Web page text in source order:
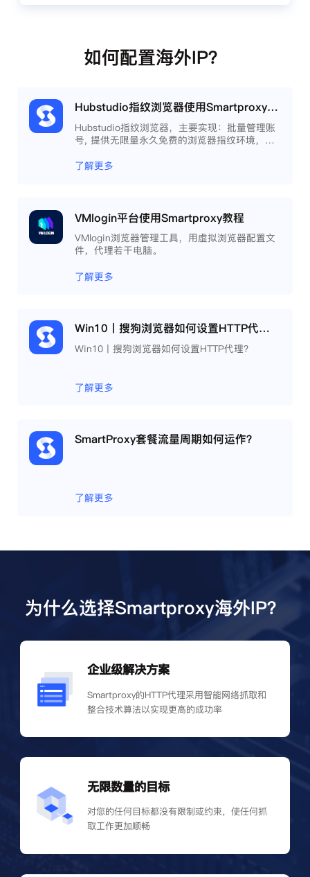
如何配置海外IP？
Hubstudio指纹浏览器使用Smartproxy教程
Hubstudio指纹浏览器，主要实现：批量管理账
号, 提供无限量永久免费的浏览器指纹环境，并
工作效率 。
了解更多
VMlogin平台使用Smartproxy教程
VMlogin浏览器管理工具，用虚拟浏览器配置文
件，代理若干电脑。
了解更多
Win10丨搜狗浏览器如何设置HTTP代理？
Win10丨搜狗浏览器如何设置HTTP代理？
了解更多
SmartProxy套餐流量周期如何运作？
了解更多
为什么选择Smartproxy海外IP？
企业级解决方案
Smartproxy的HTTP代理采用智能网络抓取和
整合技术算法以实现更高的成功率
无限数量的目标
对您的任何目标都没有限制或约束，使任何抓
取工作更加顺畅